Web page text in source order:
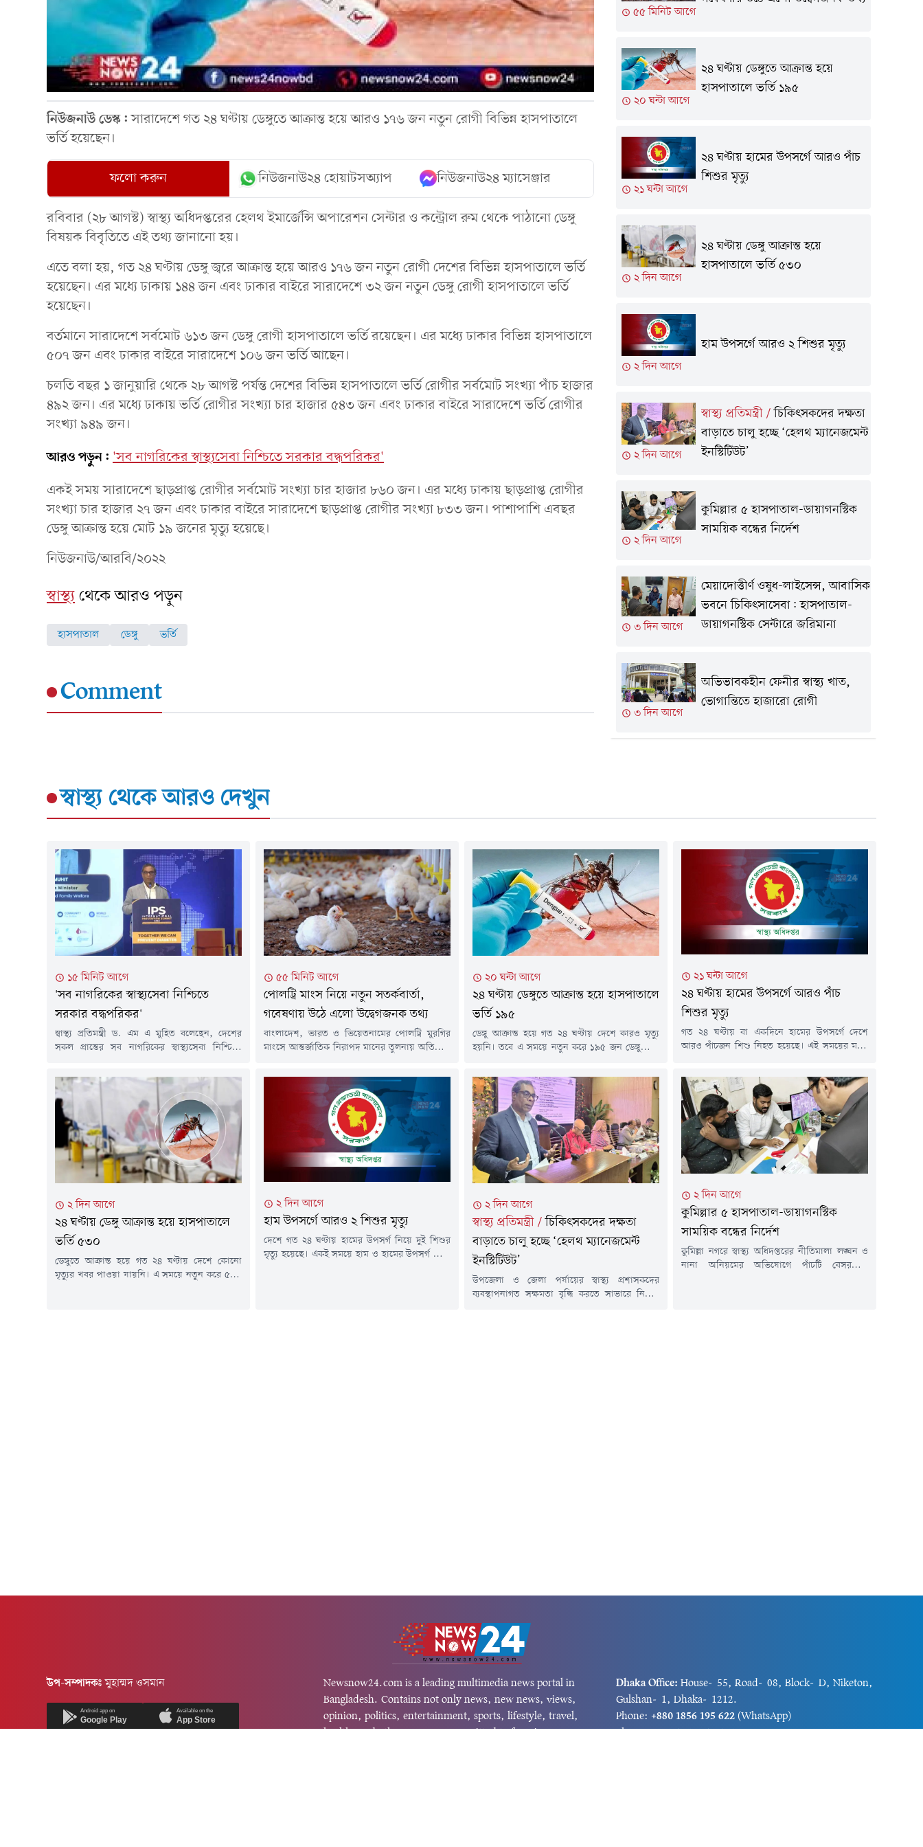
নিউজনাউ ডেস্ক:সারাদেশে গত ২৪ ঘণ্টায় ডেঙ্গুতে আক্রান্ত হয়ে আরও ১৭৬ জন নতুন রোগী বিভিন্ন হাসপাতালে
ভর্তি হয়েছেন।
ফলো করুন নিউজনাউ২৪ হোয়াটসঅ্যাপ নিউজনাউ২৪ ম্যাসেঞ্জার
রবিবার (২৮ আগস্ট) স্বাস্থ্য অধিদপ্তরের হেলথ ইমার্জেন্সি অপারেশন সেন্টার ও কন্ট্রোল রুম থেকে পাঠানো ডেঙ্গু
বিষয়ক বিবৃতিতে এই তথ্য জানানো হয়।
এতে বলা হয়, গত ২৪ ঘণ্টায় ডেঙ্গু জ্বরে আক্রান্ত হয়ে আরও ১৭৬ জন নতুন রোগী দেশের বিভিন্ন হাসপাতালে ভর্তি
হয়েছেন। এর মধ্যে ঢাকায় ১৪৪ জন এবং ঢাকার বাইরে সারাদেশে ৩২ জন নতুন ডেঙ্গু রোগী হাসপাতালে ভর্তি
হয়েছেন।
বর্তমানে সারাদেশে সর্বমোট ৬১৩ জন ডেঙ্গু রোগী হাসপাতালে ভর্তি রয়েছেন। এর মধ্যে ঢাকার বিভিন্ন হাসপাতালে
৫০৭ জন এবং ঢাকার বাইরে সারাদেশে ১০৬ জন ভর্তি আছেন।
চলতি বছর ১ জানুয়ারি থেকে ২৮ আগস্ট পর্যন্ত দেশের বিভিন্ন হাসপাতালে ভর্তি রোগীর সর্বমোট সংখ্যা পাঁচ হাজার
৪৯২ জন। এর মধ্যে ঢাকায় ভর্তি রোগীর সংখ্যা চার হাজার ৫৪৩ জন এবং ঢাকার বাইরে সারাদেশে ভর্তি রোগীর
সংখ্যা ৯৪৯ জন।
আরও পড়ুন: 'সব নাগরিকের স্বাস্থ্যসেবা নিশ্চিতে সরকার বদ্ধপরিকর'
একই সময় সারাদেশে ছাড়প্রাপ্ত রোগীর সর্বমোট সংখ্যা চার হাজার ৮৬০ জন। এর মধ্যে ঢাকায় ছাড়প্রাপ্ত রোগীর
সংখ্যা চার হাজার ২৭ জন এবং ঢাকার বাইরে সারাদেশে ছাড়প্রাপ্ত রোগীর সংখ্যা ৮৩৩ জন। পাশাপাশি এবছর
ডেঙ্গু আক্রান্ত হয়ে মোট ১৯ জনের মৃত্যু হয়েছে।
নিউজনাউ/আরবি/২০২২
স্বাস্থ্যথেকে আরও পড়ুন
হাসপাতাল ডেঙ্গু ভর্তি
Comment
৫৫ মিনিট আগে
২০ ঘন্টা আগে
২৪ ঘণ্টায় ডেঙ্গুতে আক্রান্ত হয়ে
হাসপাতালে ভর্তি ১৯৫
২১ ঘন্টা আগে
২৪ ঘণ্টায় হামের উপসর্গে আরও পাঁচ
শিশুর মৃত্যু
২ দিন আগে
২৪ ঘণ্টায় ডেঙ্গু আক্রান্ত হয়ে
হাসপাতালে ভর্তি ৫৩০
২ দিন আগে
হাম উপসর্গে আরও ২ শিশুর মৃত্যু
২ দিন আগে
স্বাস্থ্য প্রতিমন্ত্রী/চিকিৎসকদের দক্ষতা
বাড়াতে চালু হচ্ছে ‘হেলথ ম্যানেজমেন্ট
ইনস্টিটিউট’
২ দিন আগে
কুমিল্লার ৫ হাসপাতাল-ডায়াগনস্টিক
সাময়িক বন্ধের নির্দেশ
৩ দিন আগে
মেয়াদোত্তীর্ণ ওষুধ-লাইসেন্স, আবাসিক
ভবনে চিকিৎসাসেবা: হাসপাতাল-
ডায়াগনস্টিক সেন্টারে জরিমানা
৩ দিন আগে
অভিভাবকহীন ফেনীর স্বাস্থ্য খাত,
ভোগান্তিতে হাজারো রোগী
স্বাস্থ্য থেকে আরও দেখুন
১৫ মিনিট আগে
'সব নাগরিকের স্বাস্থ্যসেবা নিশ্চিতে
সরকার বদ্ধপরিকর'
স্বাস্থ্য প্রতিমন্ত্রী ড. এম এ মুহিত বলেছেন, দেশের
সকল প্রান্তের সব নাগরিকের স্বাস্থ্যসেবা নিশ্চিতে
রাজধানীর একটি হোটেলে আন্তর্জাতিক ডায়াবেটিস
প্রতিরোধ শীর্ষ সম্মেলনে এ কথা জানান তিনি। স্বাস্থ্য
প্রতিমন্ত্রী বলেন, স্বাস্থ্যসেবাকে প্রান্তিক পর্যায়ে পৌঁছে
দেয়ার জন্য সরকার কাজ করছে। সেখানে অবশ্যই
স্বাস্থ্য বিশেষজ্ঞ, গবেষক, উন্নয়ন সহযোগী...
৫৫ মিনিট আগে
পোলট্রি মাংস নিয়ে নতুন সতর্কবার্তা,
গবেষণায় উঠে এলো উদ্বেগজনক তথ্য
বাংলাদেশ, ভারত ও ভিয়েতনামের পোলট্রি মুরগির
মাংসে আন্তর্জাতিক নিরাপদ মানের তুলনায় অতিরিক্ত
যুক্তরাজ্যের লন্ডনভিত্তিক রয়্যাল ভেটেরিনারি কলেজ
(আরভিসি) পরিচালিত এক গবেষণায় এ তথ্য উঠে
এসেছে। গবেষণায় বলা হয়েছে, তিন দেশের মুরগির
মাংসের কিছু নমুনায় অ্যান্টিমাইক্রোবিয়ালের মাত্রা
বৈশ্বিক নির্ধারিত সীমার চেয়ে উল্লেখযোগ্যভাবে বেশি।
অ্যান্টিমাইক্রোবিয়াল হলো এমন ওষুধ বা...
২০ ঘন্টা আগে
২৪ ঘণ্টায় ডেঙ্গুতে আক্রান্ত হয়ে হাসপাতালে
ভর্তি ১৯৫
ডেঙ্গু আক্রান্ত হয়ে গত ২৪ ঘণ্টায় দেশে কারও মৃত্যু
হয়নি। তবে এ সময়ে নতুন করে ১৯৫ জন ডেঙ্গুরোগী
স্বাস্থ্য অধিদপ্তরের হেলথ ইমার্জেন্সি অপারেশন সেন্টার
ও কন্ট্রোল রুম থেকে পাঠানো ডেঙ্গু বিষয়ক এক প্রেস
বিজ্ঞপ্তিতে এ তথ্য জানানো হয়।এতে বলা হয়, গত ২৪
ঘণ্টায় ডেঙ্গু...
২১ ঘন্টা আগে
২৪ ঘণ্টায় হামের উপসর্গে আরও পাঁচ
শিশুর মৃত্যু
গত ২৪ ঘণ্টায় বা একদিনে হামের উপসর্গে দেশে
আরও পাঁচজন শিশু নিহত হয়েছে। এই সময়ের মধ্যে
উপসর্গ নিয়ে ৭৫৮ শিশুর মৃত্যু হয়েছে। নিশ্চিত হামে
মারা গেছে ৯৬ জন। সব মিলিয়ে মৃতের সংখ্যা...
২ দিন আগে
২৪ ঘণ্টায় ডেঙ্গু আক্রান্ত হয়ে হাসপাতালে
ভর্তি ৫৩০
ডেঙ্গুতে আক্রান্ত হয়ে গত ২৪ ঘণ্টায় দেশে কোনো
মৃত্যুর খবর পাওয়া যায়নি। এ সময়ে নতুন করে ৫৩০
২ দিন আগে
হাম উপসর্গে আরও ২ শিশুর মৃত্যু
দেশে গত ২৪ ঘণ্টায় হামের উপসর্গ নিয়ে দুই শিশুর
মৃত্যু হয়েছে। একই সময়ে হাম ও হামের উপসর্গ নিয়ে
২ দিন আগে
স্বাস্থ্য প্রতিমন্ত্রী /চিকিৎসকদের দক্ষতা
বাড়াতে চালু হচ্ছে ‘হেলথ ম্যানেজমেন্ট
ইনস্টিটিউট’
উপজেলা ও জেলা পর্যায়ের স্বাস্থ্য প্রশাসকদের
ব্যবস্থাপনাগত সক্ষমতা বৃদ্ধি করতে সাভারে নির্মিত
২ দিন আগে
কুমিল্লার ৫ হাসপাতাল-ডায়াগনস্টিক
সাময়িক বন্ধের নির্দেশ
কুমিল্লা নগরে স্বাস্থ্য অধিদপ্তরের নীতিমালা লঙ্ঘন ও
নানা অনিয়মের অভিযোগে পাঁচটি বেসরকারি
উপ-সম্পাদকঃমুহাম্মদ ওসমান
Android app on
Google Play
Available on the
App Store
Newsnow24.com is a leading multimedia news portal in
Bangladesh. Contains not only news, new news, views,
opinion, politics, entertainment, sports, lifestyle, travel,
health, and others. We are committed to focusing on
Dhaka Office: House-55, Road-08, Block-D, Niketon,
Gulshan-1, Dhaka-1212.
Phone: +880 1856 195 622 (WhatsApp)
Phone:+880 1869 913 486